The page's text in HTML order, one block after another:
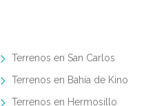
Terrenos en San Carlos
Terrenos en Bahía de Kino
Terrenos en Hermosillo